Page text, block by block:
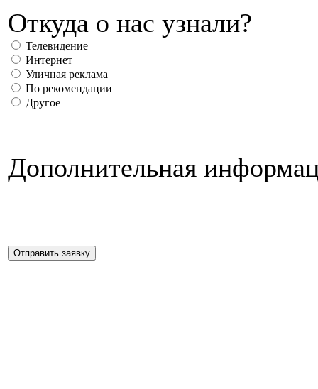
Откуда о нас узнали?
Телевидение
Интернет
Уличная реклама
По рекомендации
Другое
Дополнительная